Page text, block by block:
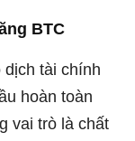
BTC
dịch tài chính
hoàn toàn
vai trò là chất